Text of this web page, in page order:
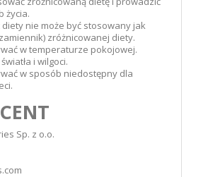
życia.
nie może być stosowany jak
zróżnicowanej diety.
w temperaturze pokojowej.
i wilgoci.
w sposób niedostępny dla
Sp. z o.o.